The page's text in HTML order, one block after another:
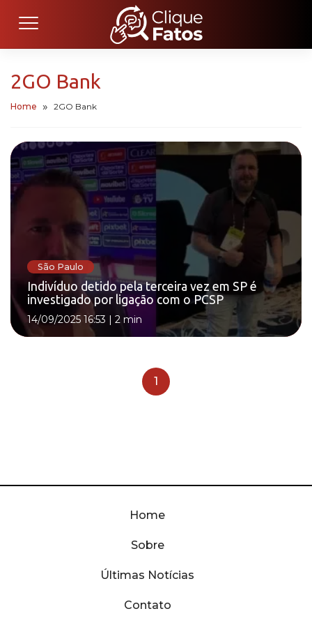
2GO Bank
Home 2GO Bank
São Paulo
Indivíduo detido pela terceira vez em SP é
investigado por ligação com o PCSP
14/09/2025 16:53 | 2 min
1
Home
Sobre
Últimas Notícias
Contato